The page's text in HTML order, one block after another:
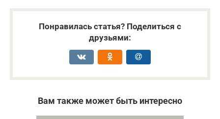
Понравилась статья? Поделиться с
друзьями:
Вам также может быть интересно